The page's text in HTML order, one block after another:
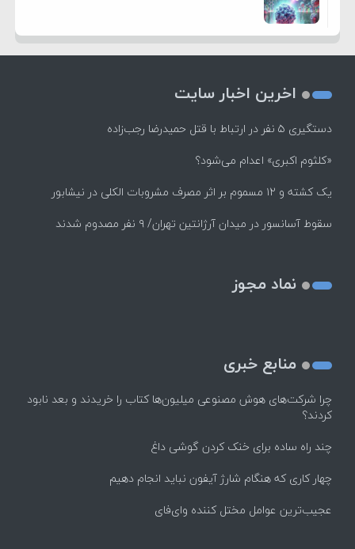
اخرین اخبار سایت
دستگیری ۵ نفر در ارتباط با قتل حمیدرضا رجب‌زاده
«کلثوم اکبری» اعدام می‌شود؟
یک کشته و ۱۲ مسموم بر اثر مصرف مشروبات الکلی در نیشابور
سقوط آسانسور در میدان آرژانتین تهران/ ۹ نفر مصدوم شدند
نماد مجوز
منابع خبری
چرا شرکت‌های هوش مصنوعی میلیون‌ها کتاب را خریدند و بعد نابود
کردند؟
چند راه‌ ساده برای خنک کردن گوشی داغ
چهار کاری که هنگام شارژ آیفون نباید انجام دهیم
عجیب‌ترین عوامل مختل کننده وای‌فای